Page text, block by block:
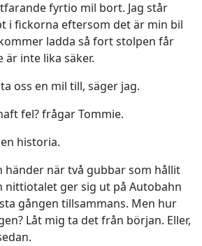
fyrtio mil bort. Jag står
i fickorna eftersom det är min bil
ladda så fort stolpen får
är inte lika säker.
oss en mil till, säger jag.
fel? frågar Tommie.
historia.
händer när två gubbar som hållit
nittiotalet ger sig ut på Autobahn
gången tillsammans. Men hur
Låt mig ta det från början. Eller,